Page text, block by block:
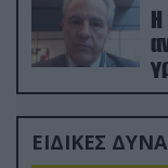
Η
ΕΙΔΙΚΕΣ